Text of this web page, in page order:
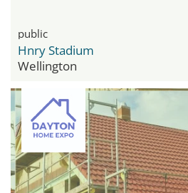
public
Hnry Stadium
Wellington